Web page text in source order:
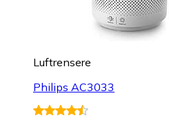
Luftrensere
Philips AC3033